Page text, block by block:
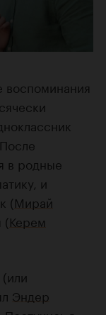
воспоминания
в родные
и
(Мирай
(Керем
Эндер